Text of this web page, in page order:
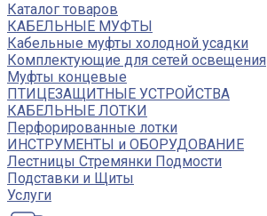
Каталог товаров
КАБЕЛЬНЫЕ МУФТЫ
Кабельные муфты холодной усадки
Комплектующие для сетей освещения
Муфты концевые
ПТИЦЕЗАЩИТНЫЕ УСТРОЙСТВА
КАБЕЛЬНЫЕ ЛОТКИ
Перфорированные лотки
ИНСТРУМЕНТЫ и ОБОРУДОВАНИЕ
Лестницы Стремянки Подмости
Подставки и Щиты
Услуги